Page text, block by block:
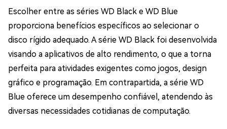
Escolher entre as séries WD Black e WD Blue
proporciona benefícios específicos ao selecionar o
disco rígido adequado. A série WD Black foi desenvolvida
visando a aplicativos de alto rendimento, o que a torna
perfeita para atividades exigentes como jogos, design
gráfico e programação. Em contrapartida, a série WD
Blue oferece um desempenho confiável, atendendo às
diversas necessidades cotidianas de computação.